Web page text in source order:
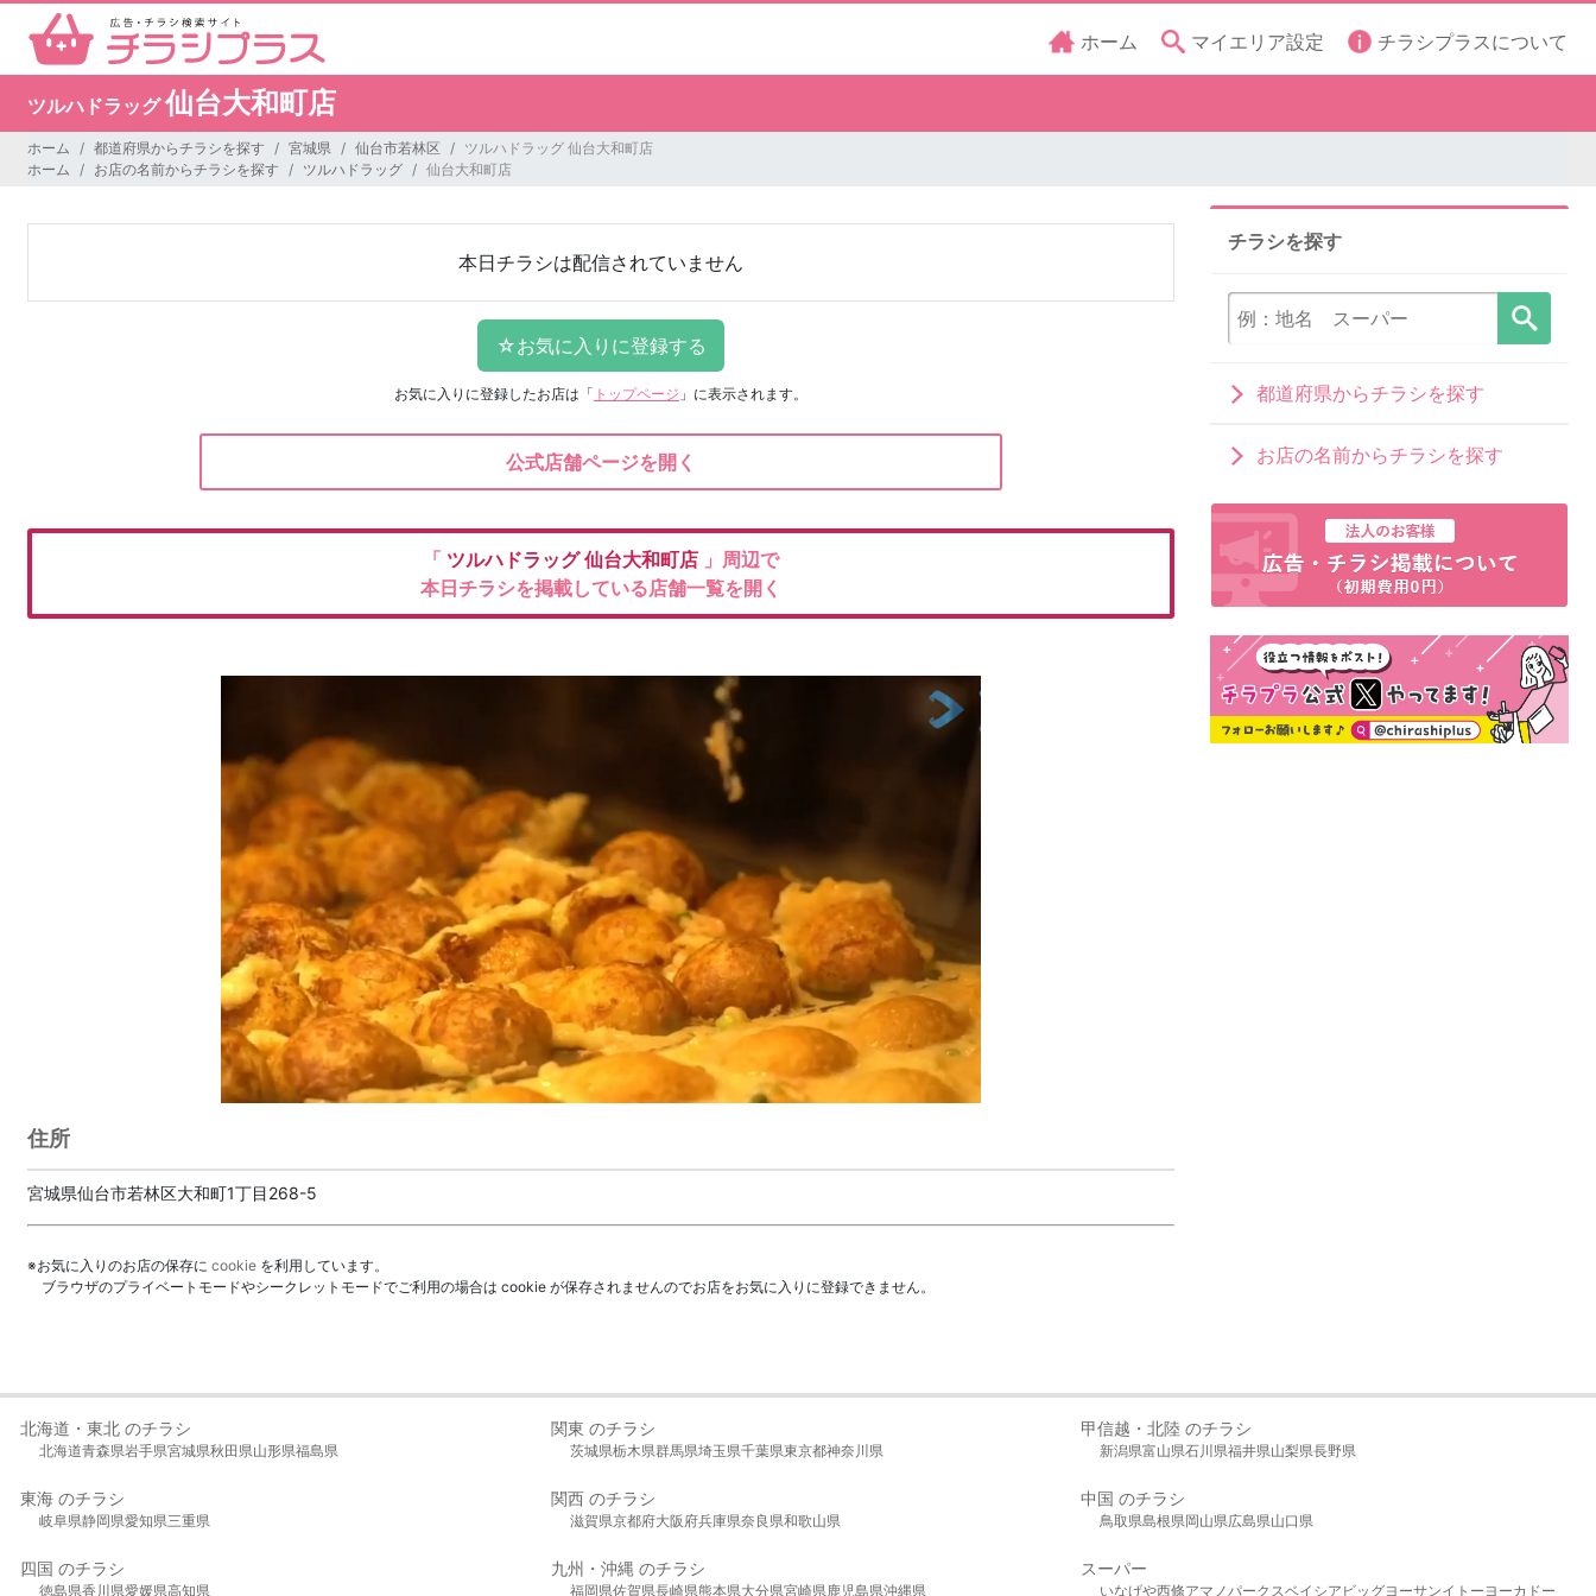
ホーム マイエリア設定 チラシプラスについて
ツルハドラッグ仙台大和町店
ホーム 都道府県からチラシを探す 宮城県 仙台市若林区
ツルハドラッグ 仙台大和町店
ホーム
お店の名前からチラシを探す ツルハドラッグ 仙台大和町店
本日チラシは配信されていません
お気に入りに登録したお店は 「 トップページ 」に表示されます。
公式店舗ページを開く
「 ツルハドラッグ仙台大和町店 」周辺で
本日チラシを掲載している店舗一覧を開く
住所
宮城県仙台市若林区大和町1丁目268-5
※お気に入りのお店の保存に cookie を利用しています。
ブラウザのプライベートモードやシークレットモードでご利用の場合は cookie が保存されませんのでお店をお気に入りに登録できません。
チラシを探す
都道府県からチラシを探す
お店の名前からチラシを探す
北海道・東北 のチラシ
北海道青森県岩手県宮城県秋田県山形県福島県
関東 のチラシ
茨城県栃木県群馬県埼玉県千葉県東京都神奈川県
甲信越・北陸 のチラシ
新潟県富山県石川県福井県山梨県長野県
東海 のチラシ
岐阜県静岡県愛知県三重県
関西 のチラシ
滋賀県京都府大阪府兵庫県奈良県和歌山県
中国 のチラシ
鳥取県島根県岡山県広島県山口県
四国 のチラシ
徳島県香川県愛媛県高知県
九州・沖縄 のチラシ
福岡県佐賀県長崎県熊本県大分県宮崎県鹿児島県沖縄県
スーパー
いなげや西條アマノパークスベイシア ビッグヨーサンイトーヨーカドー